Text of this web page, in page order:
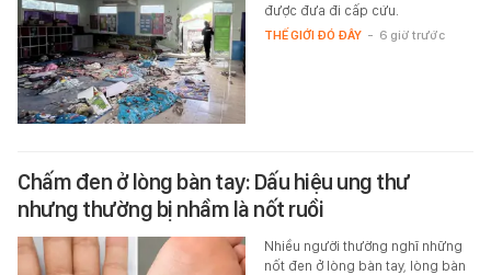
được đưa đi cấp cứu.
THẾ GIỚI ĐÓ ĐÂY - 6 giờ trước
Chấm đen ở lòng bàn tay: Dấu hiệu ung thư
nhưng thường bị nhầm là nốt ruồi
Nhiều người thường nghĩ những
nốt đen ở lòng bàn tay, lòng bàn